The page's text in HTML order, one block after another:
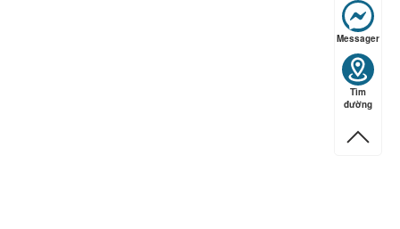
Messager
Tìm
đường